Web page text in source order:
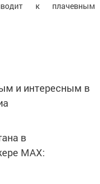
к плачевным
и интересным в
в
MАХ: